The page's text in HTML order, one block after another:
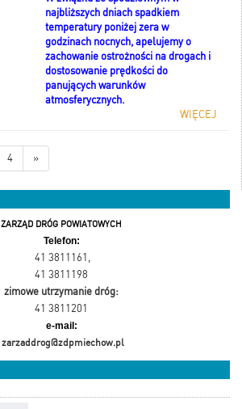
najbliższych dniach spadkiem
temperatury poniżej zera w
godzinach nocnych, apelujemy o
zachowanie ostrożności na drogach i
dostosowanie prędkości do
panujących warunków
atmosferycznych.
WIĘCEJ
4 »
ZARZĄD DRÓG POWIATOWYCH
Telefon:
41 3811161 ,
41 3811198
zimowe utrzymanie dróg:
41 3811201
e-mail:
zarzaddrog@zdpmiechow.pl